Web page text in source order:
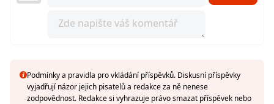
Podmínky a pravidla pro vkládání příspěvků. Diskusní příspěvky
vyjadřují názor jejich pisatelů a redakce za ně nenese
zodpovědnost. Redakce si vyhrazuje právo smazat příspěvek nebo